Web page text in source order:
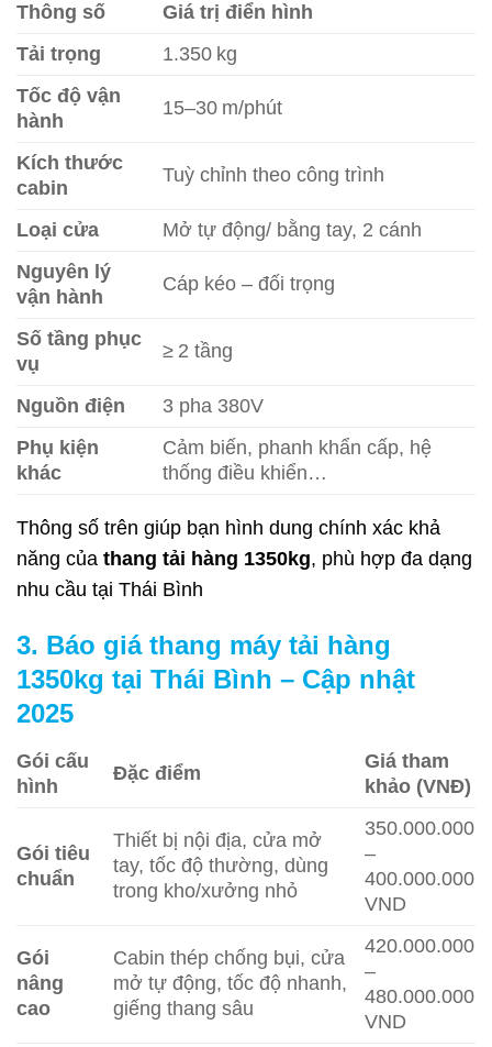
Thông số
Giá trị điển hình
Tải trọng
1.350 kg
Tốc độ vận
hành
15–30 m/phút
Kích thước
cabin
Tuỳ chỉnh theo công trình
Loại cửa
Mở tự động/ bằng tay, 2 cánh
Nguyên lý
vận hành
Cáp kéo – đối trọng
Số tầng phục
vụ
≥ 2 tầng
Nguồn điện
3 pha 380V
Phụ kiện
khác
Cảm biến, phanh khẩn cấp, hệ
thống điều khiển…
Thông số trên giúp bạn hình dung chính xác khả
năng của thang tải hàng 1350kg, phù hợp đa dạng
nhu cầu tại Thái Bình
3. Báo giá thang máy tải hàng
1350kg tại Thái Bình – Cập nhật
2025
Gói cấu
hình
Đặc điểm
Giá tham
khảo (VNĐ)
Gói tiêu
chuẩn
Thiết bị nội địa, cửa mở
tay, tốc độ thường, dùng
trong kho/xưởng nhỏ
350.000.000
–
400.000.000
VND
Gói
nâng
cao
Cabin thép chống bụi, cửa
mở tự động, tốc độ nhanh,
giếng thang sâu
420.000.000
–
480.000.000
VND